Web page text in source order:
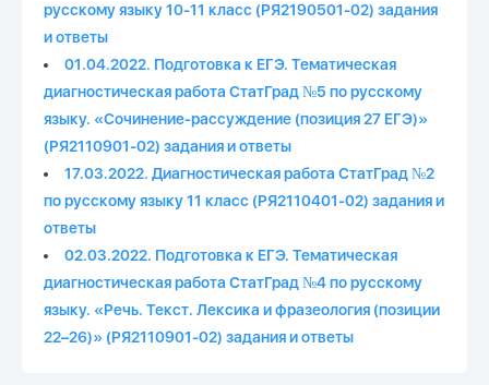
русскому языку 10-11 класс (РЯ2190501-02) задания
и ответы
01.04.2022. Подготовка к ЕГЭ. Тематическая
диагностическая работа СтатГрад №5 по русскому
языку. «Сочинение-рассуждение (позиция 27 ЕГЭ)»
(РЯ2110901-02) задания и ответы
17.03.2022. Диагностическая работа СтатГрад №2
по русскому языку 11 класс (РЯ2110401-02) задания и
ответы
02.03.2022. Подготовка к ЕГЭ. Тематическая
диагностическая работа СтатГрад №4 по русскому
языку. «Речь. Текст. Лексика и фразеология (позиции
22–26)» (РЯ2110901-02) задания и ответы